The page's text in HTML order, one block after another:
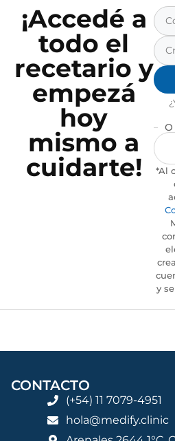
¡Accedé a
todo el
recetario y
empezá
hoy
mismo a
cuidarte!
*Al
y
CONTACTO
(+54) 11 7079-4951
hola@medify.clinic